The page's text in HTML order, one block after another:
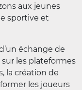
aux jeunes
sportive et
échange de
les plateformes
la création de
les joueurs